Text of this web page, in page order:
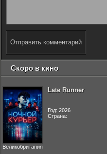
Отправить комментарий
Скоро в кино
Late Runner
Год: 2026
Страна:
Великобритания